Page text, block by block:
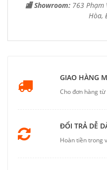
🏬 Showroom: 763 Phạm
Hòa,
GIAO HÀNG
Cho đơn hàng
ĐỔI TRẢ DỄ
Hoàn tiền trong